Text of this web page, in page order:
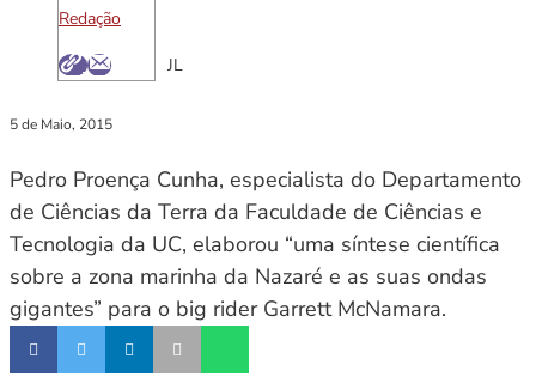
Redação
JL
5 de Maio, 2015
Pedro Proença Cunha, especialista do Departamento
de Ciências da Terra da Faculdade de Ciências e
Tecnologia da UC, elaborou “uma síntese científica
sobre a zona marinha da Nazaré e as suas ondas
gigantes” para o big rider Garrett McNamara.